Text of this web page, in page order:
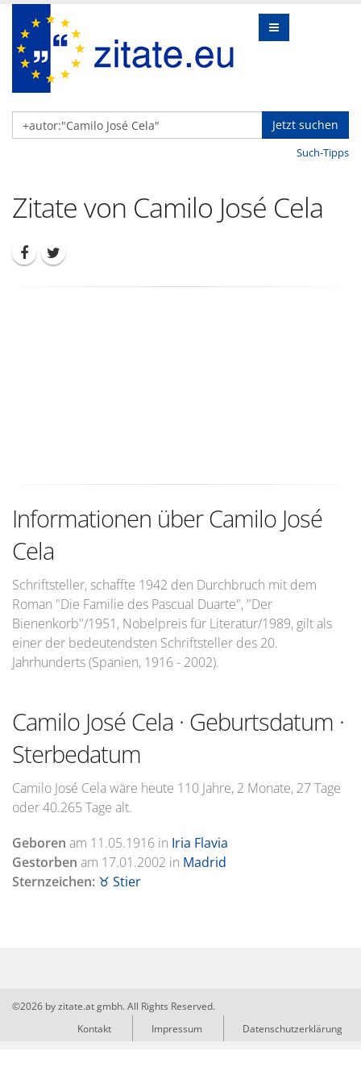
Jetzt suchen
Such-Tipps
Zitate von Camilo José Cela
Informationen über Camilo José
Cela
Schriftsteller, schaffte 1942 den Durchbruch mit dem
Roman "Die Familie des Pascual Duarte", "Der
Bienenkorb"/1951, Nobelpreis für Literatur/1989, gilt als
einer der bedeutendsten Schriftsteller des 20.
Jahrhunderts (Spanien, 1916 - 2002).
Camilo José Cela · Geburtsdatum ·
Sterbedatum
Camilo José Cela wäre heute 110 Jahre, 2 Monate, 27 Tage
oder 40.265 Tage alt.
Geboren am 11.05.1916 in Iria Flavia
Gestorben am 17.01.2002 in Madrid
Sternzeichen: ♉ Stier
©2026 by zitate.at gmbh. All Rights Reserved.
Kontakt
Impressum Datenschutzerklärung